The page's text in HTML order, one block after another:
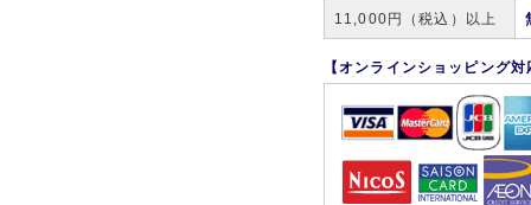
11,000円（税込）以上
【オンラインショッピング